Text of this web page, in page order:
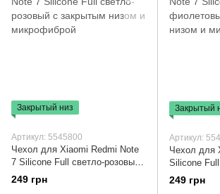
Закрытый низ
Артикул: 5545800
Чехол для Xiaomi Redmi Note
7 Silicone Full светло-розовый
с закрытым низом и
микрофиброй
249 грн
Закрытый
Артикул:
Чехол для
Silicone
закрытым
249 грн